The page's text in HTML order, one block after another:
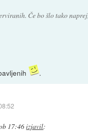
Če bo šlo tako
.
17:46izjavil: